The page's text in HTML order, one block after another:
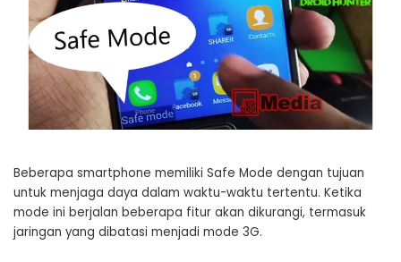
Beberapa smartphone memiliki Safe Mode dengan tujuan
untuk menjaga daya dalam waktu-waktu tertentu. Ketika
mode ini berjalan beberapa fitur akan dikurangi, termasuk
jaringan yang dibatasi menjadi mode 3G.